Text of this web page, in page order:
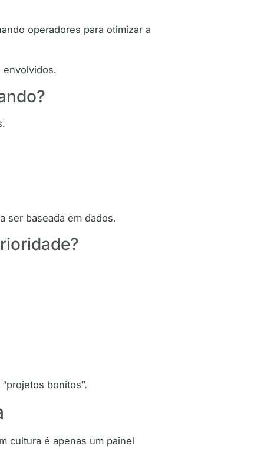
operadores para otimizar a
envolvidos.
ser baseada em dados.
bonitos”.
cultura é apenas um painel